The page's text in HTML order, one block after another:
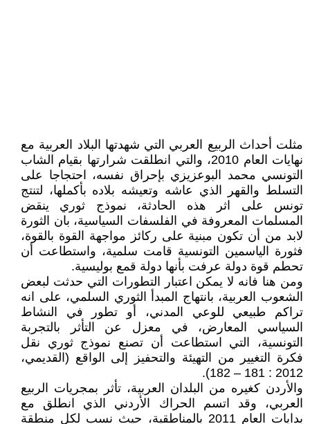
مثلت أحداث الربيع العربي التي شهدتها البلاد العربية مع
نهايات العام 2010، والتي انطلقت شرارتها بقيام الشاب
التونسي محمد البوعزيزي بإحراق نفسه، احتجاجا على
التسلط والقهر الذي عاشه وتعيشه بلاده بأكملها، لتنتج
تونس على اثر هذه الحادثة، نموذج ثوري ينقض
المسلمات المعروفة في الفلسفات السياسية، بان الثورة
لابد من أن تكون مبنية على ركائز مواجهة القوة بالقوة،
فثورة الياسمين التونسية قامت سلمية، واستطاعت أن
تحطم قوة دولة عرفت بأنها دولة قمع بوليسية.
ومن هنا فانه لا يمكن اعتبار التطورات التي حدثت لبعض
الشعوب العربية، بانتهاج المبدأ الثوري السلمي، على انه
تراكم طبيعي للوعي المدني، أو تطور في النشاط
السياسي المعارض، في معزل عن التأثر بالتجربة
التونسية، التي استطاعت أن تصنع نموذج ثوري نقل
فكرة التغيير من التهيئة والتحفيز إلى الواقع (القديمي،
2012 : 181 – 182).
والأردن كغيره من البلدان العربية، تأثر بمجريات الربيع
العربي، وقد اتسم الحراك الأردني الذي انطلق مع
بدايات العام 2011 بالمناطقية، حيث نسب لكل منطقة